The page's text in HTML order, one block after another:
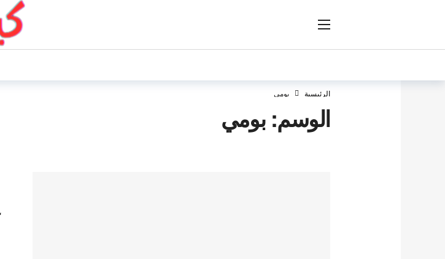
الرئيسية بومي
الوسم:بومي